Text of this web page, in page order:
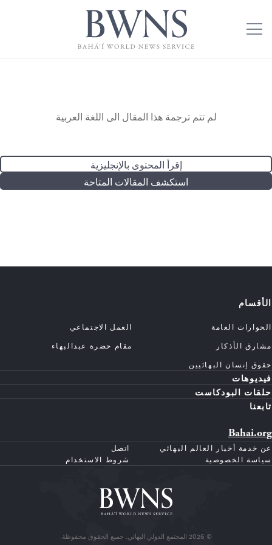
لم تتم ترجمة هذا المقال الى اللغة العربية
إقرأ المحتوى بالإنجليزية
استكشف المقالات المتاحة
الأقسام
الحوارات العامة
العمل الاجتماعي
مشارق الأذكار
مقام حضرة عبدالبهاء
حقوق إنسان البهائيين
فيديوهات
حلقات البودكاست
تابعنا
Bahai.org
عن خدمة أخبار العالم البهائي
اتصل
سياسة الخصوصية
شروط الاستخدام
© 2026 المجتمع الدولي البهائي. جميع الحقوق محفوظة.